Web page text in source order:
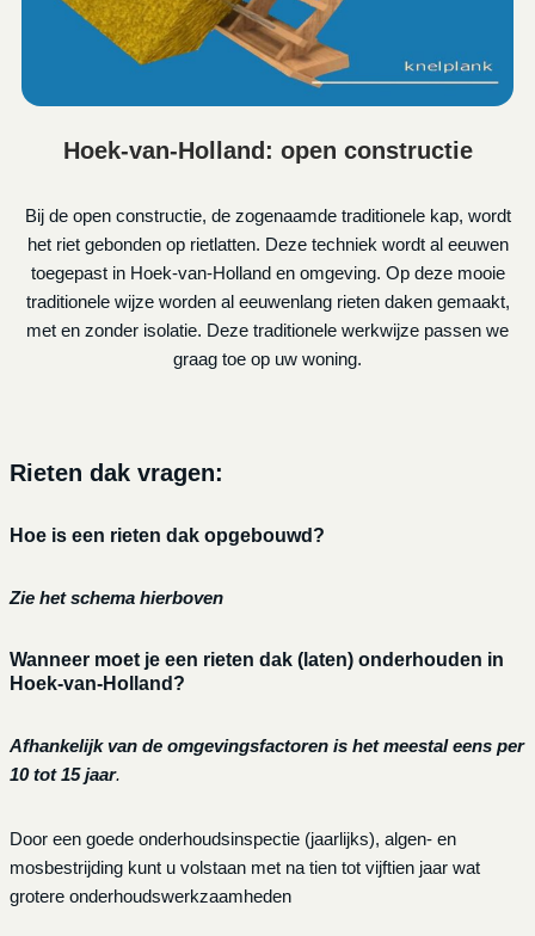
Hoek-van-Holland: open constructie
Bij de open constructie, de zogenaamde traditionele kap, wordt
het riet gebonden op rietlatten. Deze techniek wordt al eeuwen
toegepast in Hoek-van-Holland en omgeving. Op deze mooie
traditionele wijze worden al eeuwenlang rieten daken gemaakt,
met en zonder isolatie. Deze traditionele werkwijze passen we
graag toe op uw woning.
Rieten dak vragen:
Hoe is een rieten dak opgebouwd?
Zie het schema hierboven
Wanneer moet je een rieten dak (laten) onderhouden in
Hoek-van-Holland?
Afhankelijk van de omgevingsfactoren is het meestal eens per
10 tot 15 jaar.
Door een goede onderhoudsinspectie (jaarlijks), algen- en
mosbestrijding kunt u volstaan met na tien tot vijftien jaar wat
grotere onderhoudswerkzaamheden